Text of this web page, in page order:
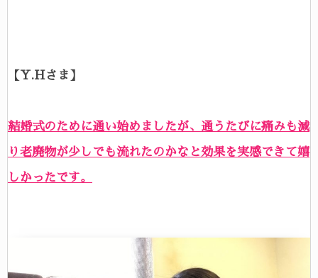
【Y.Hさま】
結婚式のために通い始めましたが、通うたびに痛みも減
り老廃物が少しでも流れたのかなと効果を実感できて嬉
しかったです。